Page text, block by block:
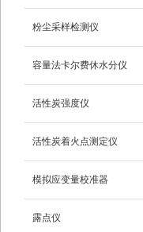
粉尘采样检测仪
容量法卡尔费休水分仪
活性炭强度仪
活性炭着火点测定仪
模拟应变量校准器
露点仪